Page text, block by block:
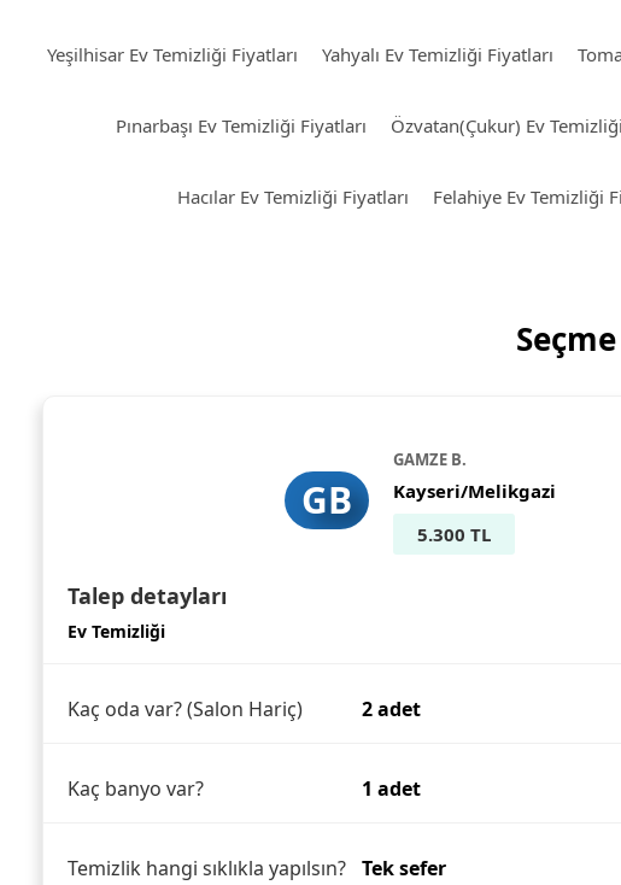
Yeşilhisar Ev Temizliği Fiyatları Yahyalı Ev Temizliği Fiyatları
Pınarbaşı Ev Temizliği Fiyatları Özvatan(Çukur) Ev
Hacılar Ev Temizliği Fiyatları Felahiye Ev Temizliği
GB
GAMZE B.
Kayseri/Melikgazi
5.300 TL
Talep detayları
Ev Temizliği
Kaç oda var? (Salon Hariç) 2 adet
Kaç banyo var? 1 adet
Temizlik hangi sıklıkla yapılsın? Tek sefer